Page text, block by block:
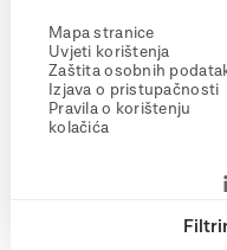
Mapa stranice
Uvjeti korištenja
Zaštita osobnih
Izjava o pristupačnosti
Pravila o korištenju
kolačića